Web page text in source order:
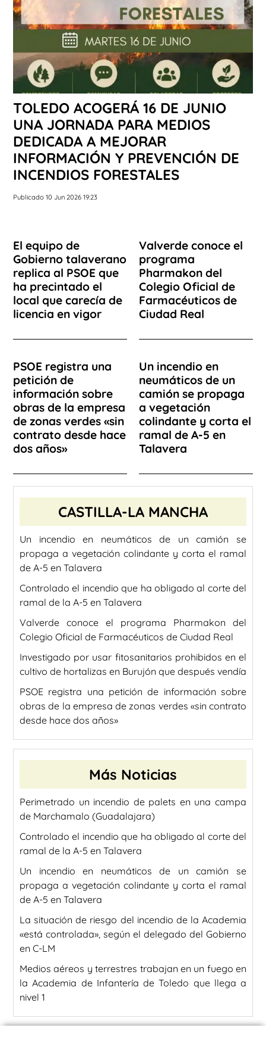
TOLEDO ACOGERÁ 16 DE JUNIO
UNA JORNADA PARA MEDIOS
DEDICADA A MEJORAR
INFORMACIÓN Y PREVENCIÓN DE
INCENDIOS FORESTALES
Publicado 10 Jun 2026 19:23
El equipo de
Gobierno talaverano
replica al PSOE que
ha precintado el
local que carecía de
licencia en vigor
Valverde conoce el
programa
Pharmakon del
Colegio Oficial de
Farmacéuticos de
Ciudad Real
PSOE registra una
petición de
información sobre
obras de la empresa
de zonas verdes «sin
contrato desde hace
dos años»
Un incendio en
neumáticos de un
camión se propaga
a vegetación
colindante y corta el
ramal de A-5 en
Talavera
CASTILLA-LA MANCHA
Un incendio en neumáticos de un camión se
propaga a vegetación colindante y corta el ramal
de A-5 en Talavera
Controlado el incendio que ha obligado al corte del
ramal de la A-5 en Talavera
Valverde conoce el programa Pharmakon del
Colegio Oficial de Farmacéuticos de Ciudad Real
Investigado por usar fitosanitarios prohibidos en el
cultivo de hortalizas en Burujón que después vendía
PSOE registra una petición de información sobre
obras de la empresa de zonas verdes «sin contrato
desde hace dos años»
Más Noticias
Perimetrado un incendio de palets en una campa
de Marchamalo (Guadalajara)
Controlado el incendio que ha obligado al corte del
ramal de la A-5 en Talavera
Un incendio en neumáticos de un camión se
propaga a vegetación colindante y corta el ramal
de A-5 en Talavera
La situación de riesgo del incendio de la Academia
«está controlada», según el delegado del Gobierno
en C-LM
Medios aéreos y terrestres trabajan en un fuego en
la Academia de Infantería de Toledo que llega a
nivel 1